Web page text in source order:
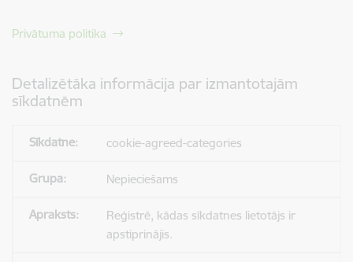
Privātuma politika
Detalizētāka informācija par izmantotajām
sīkdatnēm
cookie-agreed-categories
Nepieciešams
Reģistrē, kādas sīkdatnes lietotājs ir
apstiprinājis.